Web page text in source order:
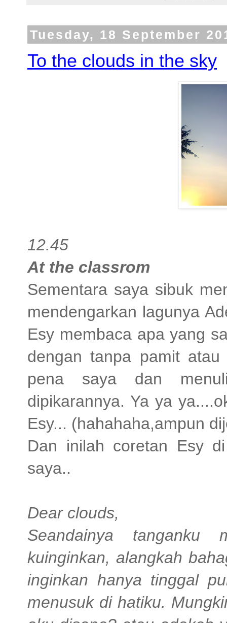
Tuesday, 18 September
To the clouds in the sky
12.45
At the classrom
Sementara saya sibuk
mendengarkan lagunya
Esy membaca apa yang
dengan tanpa pamit
pena saya dan
dipikarannya. Ya ya
Esy... (hahahaha,ampun
Dan inilah coretan Esy
saya..
Dear clouds,
Seandainya tanganku
kuinginkan, alangkah
inginkan hanya tinggal
menusuk di hatiku.